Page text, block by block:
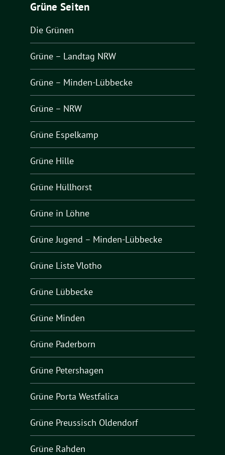
Grüne Seiten
Die Grünen
Grüne – Landtag NRW
Grüne – Minden-Lübbecke
Grüne – NRW
Grüne Espelkamp
Grüne Hille
Grüne Hüllhorst
Grüne in Löhne
Grüne Jugend – Minden-Lübbecke
Grüne Liste Vlotho
Grüne Lübbecke
Grüne Minden
Grüne Paderborn
Grüne Petershagen
Grüne Porta Westfalica
Grüne Preussisch Oldendorf
Grüne Rahden